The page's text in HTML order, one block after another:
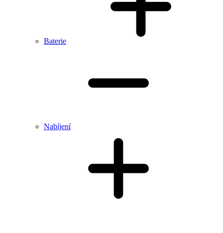
Baterie
Nabíjení